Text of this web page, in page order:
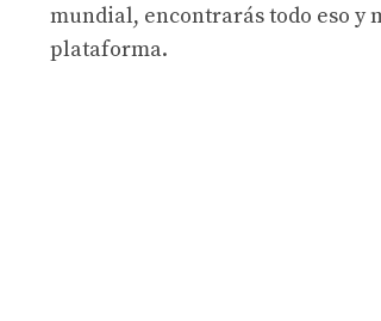
mundial, encontrarás todo eso y
plataforma.